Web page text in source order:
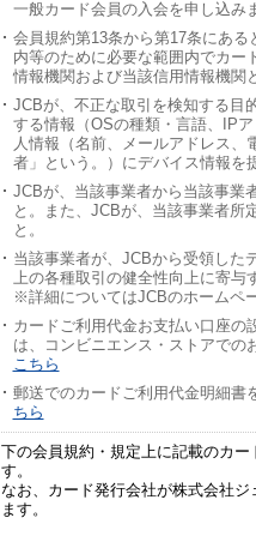
一般カード会員の入会を申し込み
会員規約第13条から第17条にあ
内等のために必要な範囲内でカー
情報機関および当該信用情報機関
JCBが、不正な取引を検知する目
する情報（OSの種類・言語、IP
人情報（名前、メールアドレス、
者」という。）にデバイス情報を
JCBが、当該事業者から当該事業
と。また、JCBが、当該事業者所
と。
当該事業者が、JCBから受領した
上の各種取引の健全性向上に寄与
※詳細についてはJCBのホームペ
カードご利用代金お支払い口座の
は、コンビニエンス・ストアで
こちら
郵送でのカードご利用代金明細
ちら
下の会員規約・規定上に記載のカ
す。
なお、カード発行会社が株式会社
ます。